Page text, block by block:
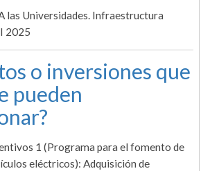
las Universidades. Infraestructura
2025
o inversiones que
pueden
1 (Programa para el fomento de
eléctricos): Adquisición de